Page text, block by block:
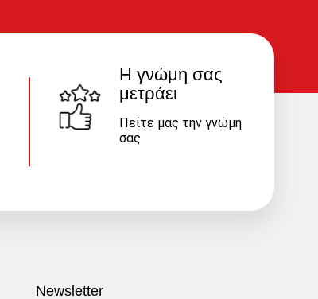
Η γνώμη σας
μετράει
Πείτε μας την γνώμη
σας
Newsletter